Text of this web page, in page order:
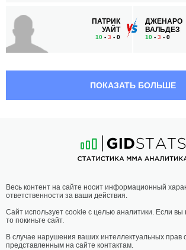
ПАТРИК
УАЙТ
10 - 3 - 0
ДЖЕНАРО
ВАЛЬДЕЗ
10 - 3 - 0
ПОКАЗАТЬ БОЛЬШЕ
Весь контент на сайте носит информационный
ответственности за ваши действия.
Сайт использует cookie с целью аналитики. Если вы
то покиньте сайт.
В случае нарушения ваших интеллектуальных прав
представленным на сайте контактам.